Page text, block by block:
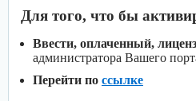
Для того, что бы
Ввести, оплаченный,
администратора Вашего
Перейти по ссылке